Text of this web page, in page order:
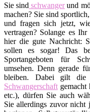
Sie sind schwangerund
machen? Sie sind
und fragen sich jetzt,
vertragen? Solange es
hier die gute Nachricht:
sollen es sogar! Das
Sportangeboten für
umsehen. Denn gerade
bleiben. Dabei gilt
Schwangerschaft gemacht
etc.), dürfen Sie auch
Sie allerdings zuvor nicht